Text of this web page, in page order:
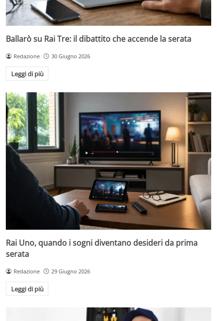
Ballarò su Rai Tre: il dibattito che accende la serata
Redazione 30 Giugno 2026
Leggi di più
Rai Uno, quando i sogni diventano desideri da prima
serata
Redazione 29 Giugno 2026
Leggi di più